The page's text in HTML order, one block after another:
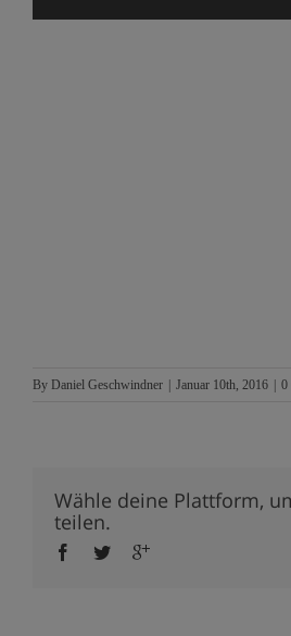
By Daniel Geschwindner Januar 10th, 2016 0
Wähle deine Plattform,
teilen.